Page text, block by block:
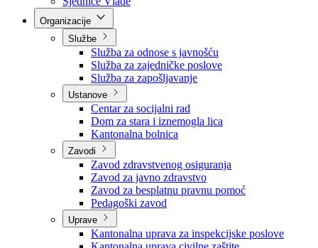
Ured Vlade i Premijera
Nadležnosti
Sjednice Vlade
Službe
Služba za odnose s javnošću
Služba za zajedničke poslove
Služba za zapošljavanje
Ustanove
Centar za socijalni rad
Dom za stara i iznemogla lica
Kantonalna bolnica
Zavodi
Zavod zdravstvenog osiguranja
Zavod za javno zdravstvo
Zavod za besplatnu pravnu pomoć
Pedagoški zavod